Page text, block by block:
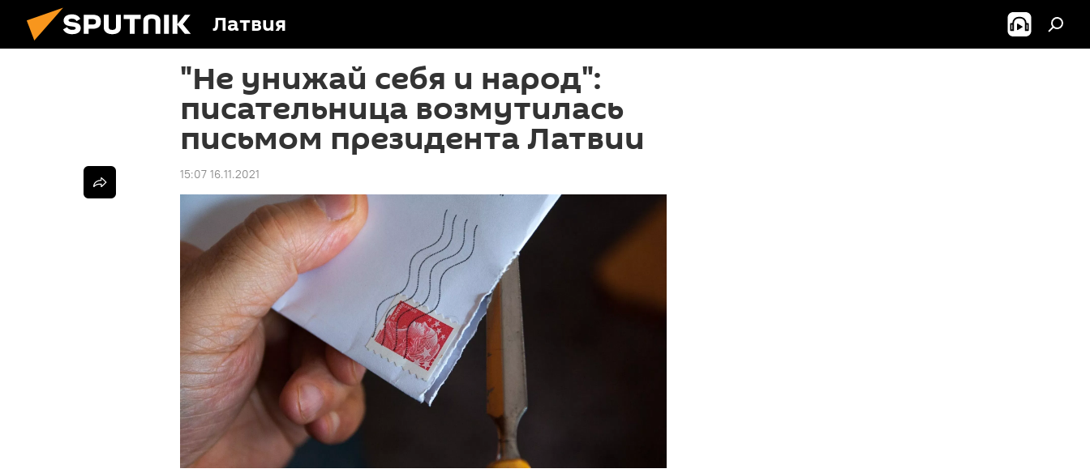
Латвия
"Не унижай себя и народ":
писательница возмутилась
письмом президента Латвии
15:07 16.11.2021